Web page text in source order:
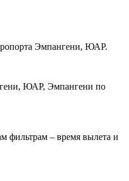
Эмпангени, ЮАР.
ЮАР, Эмпангени по
фильтрам – время вылета и